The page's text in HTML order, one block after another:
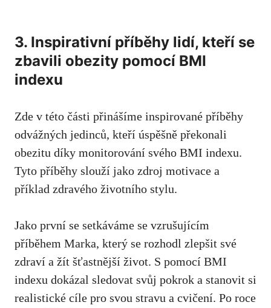
3. Inspirativní příběhy lidí, kteří se
​zbavili obezity pomocí BMI
indexu
Zde v této části ⁤přinášíme inspirované příběhy⁢
odvážných jedinců, kteří úspěšně překonali
obezitu díky monitorování svého BMI​ indexu.
Tyto příběhy slouží jako zdroj motivace a
příklad zdravého životního stylu.
Jako první se setkáváme se vzrušujícím
příběhem Marka, který se rozhodl zlepšit své
zdraví a ⁤žít šťastnější​ život. S pomocí BMI
indexu dokázal⁣ sledovat ‌svůj pokrok a stanovit si
⁣realistické cíle pro svou stravu a cvičení. Po roce